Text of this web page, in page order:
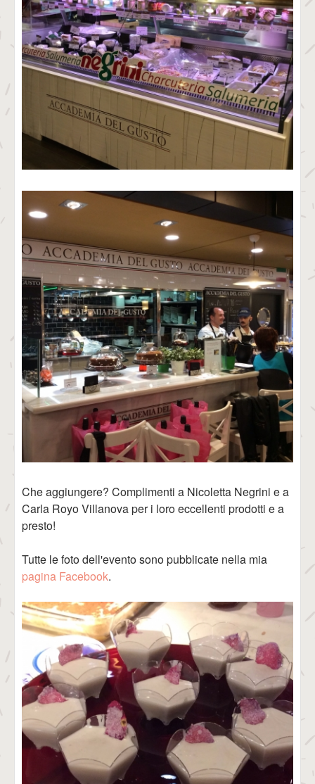
Che aggiungere? Complimenti a Nicoletta Negrini e a
Carla Royo Villanova per i loro eccellenti prodotti e a
presto!
Tutte le foto dell'evento sono pubblicate nella mia
pagina Facebook.